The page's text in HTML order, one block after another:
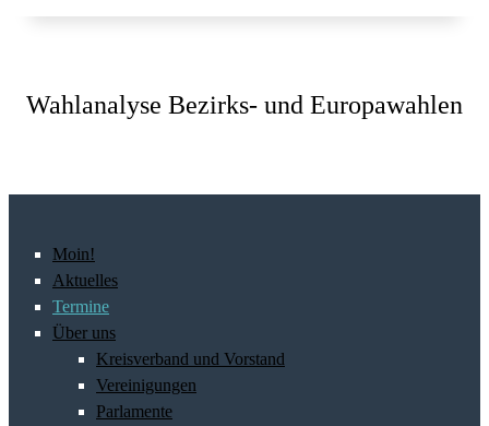
Wahlanalyse Bezirks- und Europawahlen
Moin!
Aktuelles
Termine
Über uns
Kreisverband und Vorstand
Vereinigungen
Parlamente